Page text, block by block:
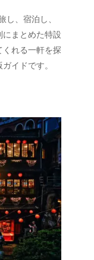
、宿泊し、
まとめた特設
れる一軒を探
イドです。